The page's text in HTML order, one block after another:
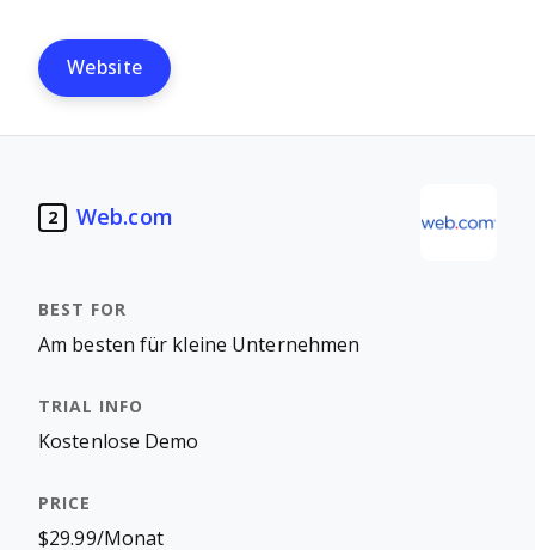
Website
2 Web.com
Am besten für kleine Unternehmen
Kostenlose Demo
$29.99/Monat